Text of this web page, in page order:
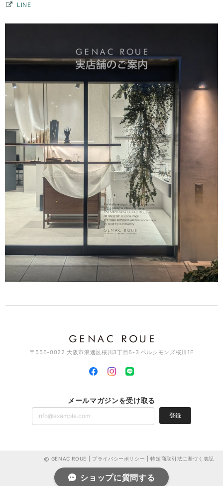
LINE
〒556-0022 大阪市浪速区桜川3丁目6-3 ベルシモンズ桜川1F
メールマガジンを受け取る
登録
GENAC ROUE | プライバシーポリシー |特定商取引法に基づく表記
ショップに質問する